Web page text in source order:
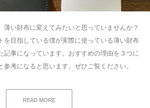
薄い財布に変えてみたいと思っていませんか？
を目指している僕が実際に使っている薄い財布
記事になっています。おすすめの理由を３つに
参考になると思います。ぜひご覧ください。
READ MORE